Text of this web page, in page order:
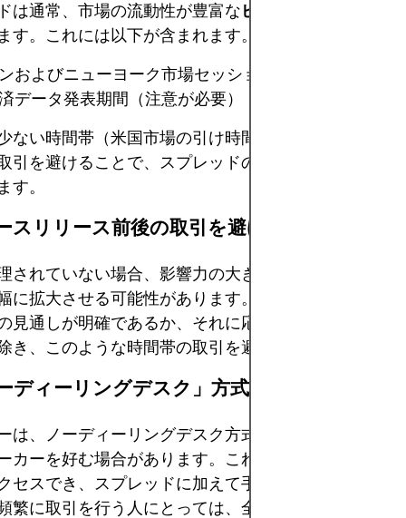
は通常、市場の流動性が豊富なピーク取引セッション
す。これには以下が含まれます。
およびニューヨーク市場セッション
データ発表期間（注意が必要）
ない時間帯（米国市場の引け時間とアジア市場の引
引を避けることで、スプレッドの有利な条件と執行
す。
スリリース前後の取引を避ける
されていない場合、影響力の大きいニュースイベン
に拡大させる可能性があります。経験豊富なトレー
見通しが明確であるか、それに応じてリスクヘッジ
き、このような時間帯の取引を避けることを選択し
ディーリングデスク」方式の執行を利用する
は、ノーディーリングデスク方式を採用している
カーを好む場合があります。これらのプラットフォ
セスでき、スプレッドに加えて手数料を請求する傾
繁に取引を行う人にとっては、全体的にコストが低